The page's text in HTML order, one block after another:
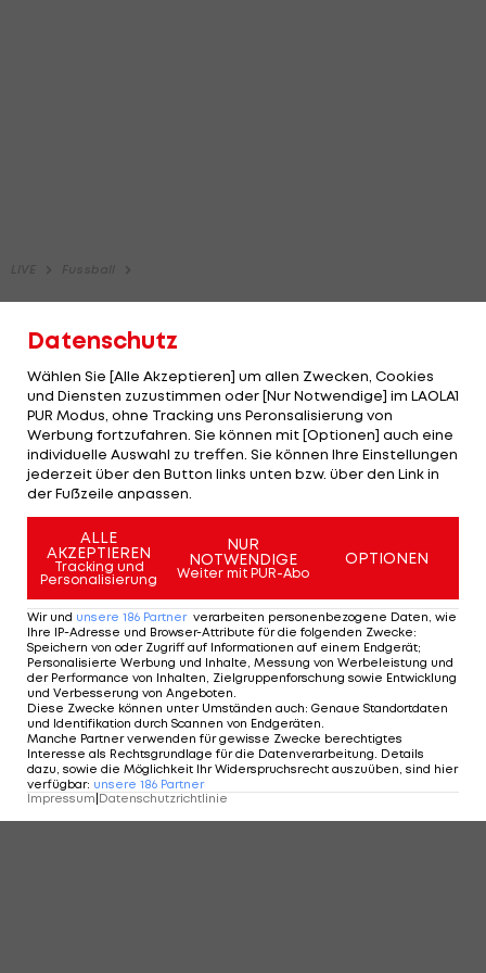
Datenschutz
Wählen Sie [Alle Akzeptieren] um allen Zwecken, Cookies
und Diensten zuzustimmen oder [Nur Notwendige] im LAOLA1
PUR Modus, ohne Tracking uns Peronsalisierung von
Werbung fortzufahren. Sie können mit [Optionen] auch eine
individuelle Auswahl zu treffen. Sie können Ihre Einstellungen
jederzeit über den Button links unten bzw. über den Link in
der Fußzeile anpassen.
ALLE
AKZEPTIEREN
Tracking und
Personalisierung
NUR
NOTWENDIGE
Weiter mit PUR-Abo
OPTIONEN
Wir und unsere 186 Partner verarbeiten personenbezogene Daten, wie
Ihre IP-Adresse und Browser-Attribute für die folgenden Zwecke:
Speichern von oder Zugriff auf Informationen auf einem Endgerät;
Personalisierte Werbung und Inhalte, Messung von Werbeleistung und
der Performance von Inhalten, Zielgruppenforschung sowie Entwicklung
und Verbesserung von Angeboten.
Diese Zwecke können unter Umständen auch: Genaue Standortdaten
und Identifikation durch Scannen von Endgeräten.
Manche Partner verwenden für gewisse Zwecke berechtigtes
Interesse als Rechtsgrundlage für die Datenverarbeitung. Details
dazu, sowie die Möglichkeit Ihr Widerspruchsrecht auszuüben, sind hier
verfügbar: unsere 186 Partner
Impressum Datenschutzrichtlinie